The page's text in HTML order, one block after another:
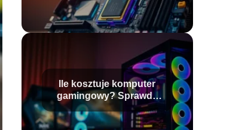
Ile kosztuje komputer
gamingowy? Sprawdź
aktualne ceny!